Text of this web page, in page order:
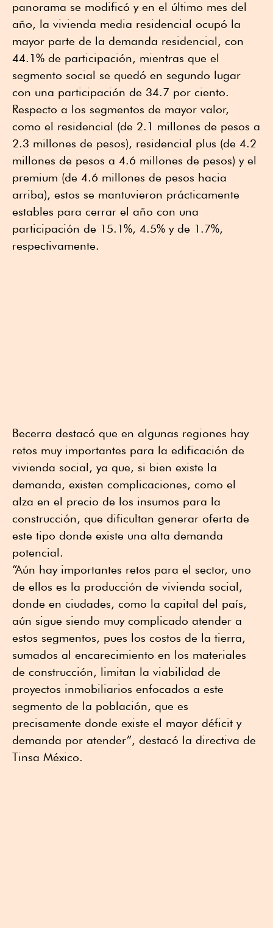
panorama se modificó y en el último mes del
año, la vivienda media residencial ocupó la
mayor parte de la demanda residencial, con
44.1% de participación, mientras que el
segmento social se quedó en segundo lugar
con una participación de 34.7 por ciento.
Respecto a los segmentos de mayor valor,
como el residencial (de 2.1 millones de pesos a
2.3 millones de pesos), residencial plus (de 4.2
millones de pesos a 4.6 millones de pesos) y el
premium (de 4.6 millones de pesos hacia
arriba), estos se mantuvieron prácticamente
estables para cerrar el año con una
participación de 15.1%, 4.5% y de 1.7%,
respectivamente.
Becerra destacó que en algunas regiones hay
retos muy importantes para la edificación de
vivienda social, ya que, si bien existe la
demanda, existen complicaciones, como el
alza en el precio de los insumos para la
construcción, que dificultan generar oferta de
este tipo donde existe una alta demanda
potencial.
“Aún hay importantes retos para el sector, uno
de ellos es la producción de vivienda social,
donde en ciudades, como la capital del país,
aún sigue siendo muy complicado atender a
estos segmentos, pues los costos de la tierra,
sumados al encarecimiento en los materiales
de construcción, limitan la viabilidad de
proyectos inmobiliarios enfocados a este
segmento de la población, que es
precisamente donde existe el mayor déficit y
demanda por atender”, destacó la directiva de
Tinsa México.